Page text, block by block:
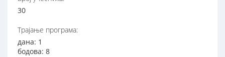
30
Трајање програма:
дана: 1
бодова: 8